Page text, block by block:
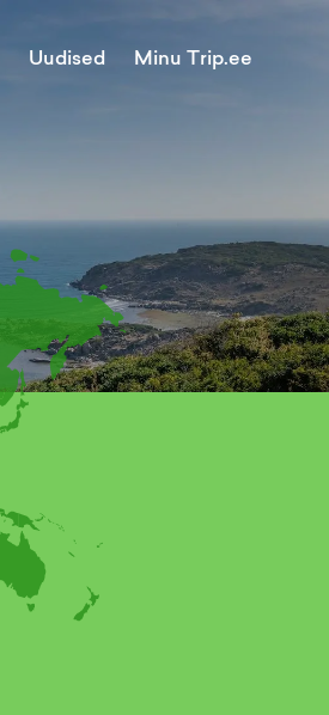
Uudised Minu Trip.ee